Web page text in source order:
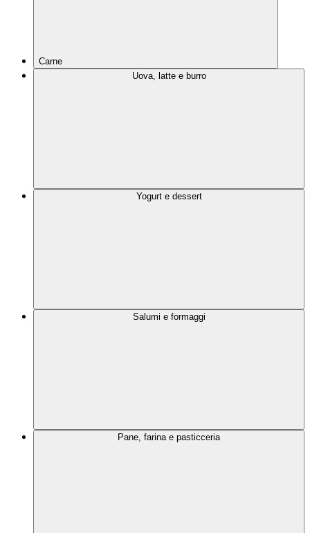
Carne
Uova, latte e burro
Yogurt e dessert
Salumi e formaggi
Pane, farina e pasticceria